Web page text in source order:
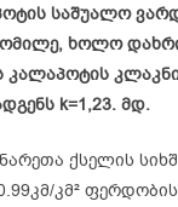
საშუალო
ხოლო
კალაპოტის
k=1,23. მდ.
ქსელის
კმ² ფერდობის